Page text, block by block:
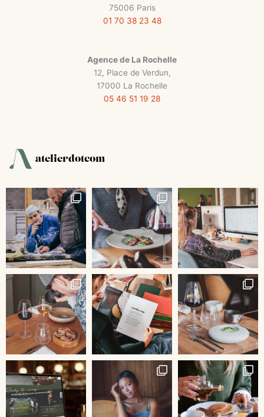
75006 Paris
01 70 38 23 48
Agence de La Rochelle
12, Place de Verdun,
17000 La Rochelle
05 46 51 19 28
atelierdotcom